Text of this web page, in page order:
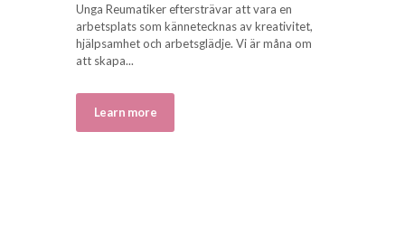
Unga Reumatiker eftersträvar att vara en
arbetsplats som kännetecknas av kreativitet,
hjälpsamhet och arbetsglädje. Vi är måna om
att skapa...
Learn more